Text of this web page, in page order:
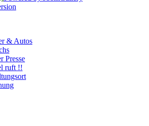
& Autos
Presse
ruft !!